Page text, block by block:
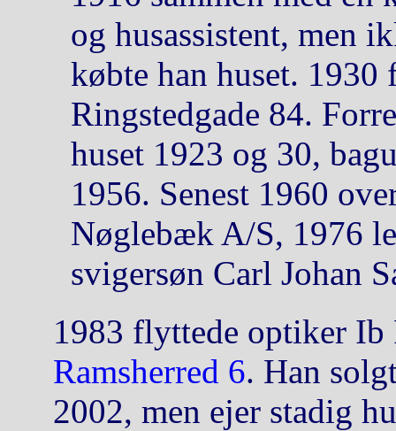
og husassistent, men
købte han huset.
Ringstedgade 84.
huset 1923 og 30,
1956. Senest 1960
Nøglebæk A/S, 1976
svigersøn Carl Johan
1983 flyttede optiker
Ramsherred 6. Han
2002, men ejer stadig